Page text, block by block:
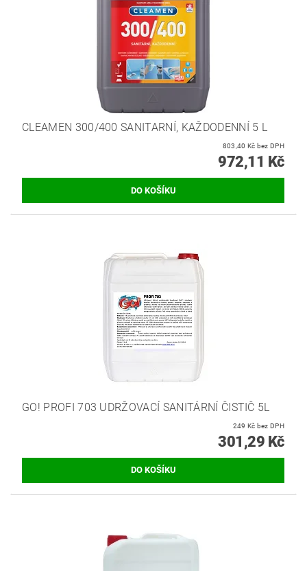
CLEAMEN 300/400 SANITARNÍ, KAŽDODENNÍ 5 L
803,40 Kč bez DPH
972,11 Kč
GO! PROFI 703 UDRŽOVACÍ SANITÁRNÍ ČISTIČ 5L
249 Kč bez DPH
301,29 Kč